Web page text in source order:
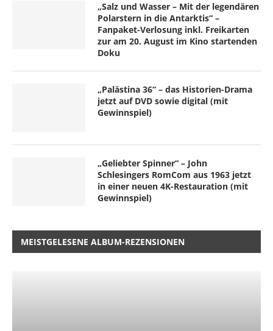
„Salz und Wasser – Mit der legendären
Polarstern in die Antarktis“ –
Fanpaket-Verlosung inkl. Freikarten
zur am 20. August im Kino startenden
Doku
„Palästina 36“ – das Historien-Drama
jetzt auf DVD sowie digital (mit
Gewinnspiel)
„Geliebter Spinner“ – John
Schlesingers RomCom aus 1963 jetzt
in einer neuen 4K-Restauration (mit
Gewinnspiel)
MEISTGELESENE ALBUM-REZENSIONEN